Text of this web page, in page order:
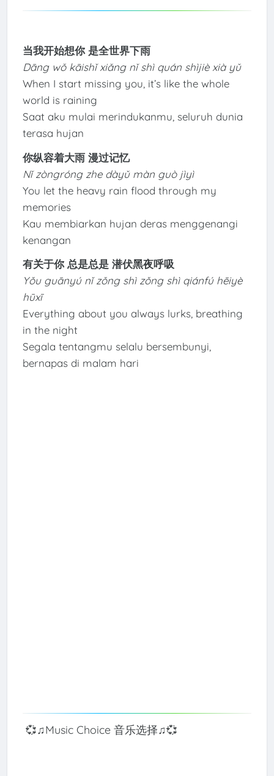
当我开始想你 是全世界下雨
Dāng wǒ kāishǐ xiǎng nǐ shì quán shìjiè xià yǔ
When I start missing you, it’s like the whole
world is raining
Saat aku mulai merindukanmu, seluruh dunia
terasa hujan
你纵容着大雨 漫过记忆
Nǐ zòngróng zhe dàyǔ màn guò jìyì
You let the heavy rain flood through my
memories
Kau membiarkan hujan deras menggenangi
kenangan
有关于你 总是总是 潜伏黑夜呼吸
Yǒu guānyú nǐ zǒng shì zǒng shì qiánfú hēiyè
hūxī
Everything about you always lurks, breathing
in the night
Segala tentangmu selalu bersembunyi,
bernapas di malam hari
💞♫Music Choice 音乐选择♫💞